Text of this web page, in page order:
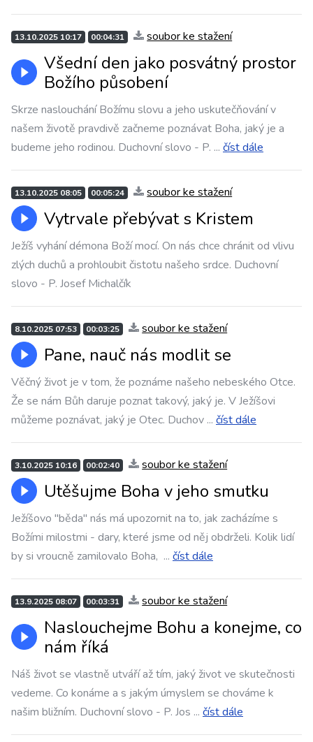
13.10.2025 10:17 00:04:31 soubor ke stažení
Všední den jako posvátný prostor
Božího působení
Skrze naslouchání Božímu slovu a jeho uskutečňování v
našem životě pravdivě začneme poznávat Boha, jaký je a
budeme jeho rodinou. Duchovní slovo - P. ... číst dále
13.10.2025 08:05 00:05:24 soubor ke stažení
Vytrvale přebývat s Kristem
Ježíš vyhání démona Boží mocí. On nás chce chránit od vlivu
zlých duchů a prohloubit čistotu našeho srdce. Duchovní
slovo - P. Josef Michalčík
8.10.2025 07:53 00:03:25 soubor ke stažení
Pane, nauč nás modlit se
Věčný život je v tom, že poznáme našeho nebeského Otce.
Že se nám Bůh daruje poznat takový, jaký je. V Ježíšovi
můžeme poznávat, jaký je Otec. Duchov ... číst dále
3.10.2025 10:16 00:02:40 soubor ke stažení
Utěšujme Boha v jeho smutku
Ježíšovo "běda" nás má upozornit na to, jak zacházíme s
Božími milostmi - dary, které jsme od něj obdrželi. Kolik lidí
by si vroucně zamilovalo Boha, ... číst dále
13.9.2025 08:07 00:03:31 soubor ke stažení
Naslouchejme Bohu a konejme, co
nám říká
Náš život se vlastně utváří až tím, jaký život ve skutečnosti
vedeme. Co konáme a s jakým úmyslem se chováme k
našim bližním. Duchovní slovo - P. Jos ... číst dále